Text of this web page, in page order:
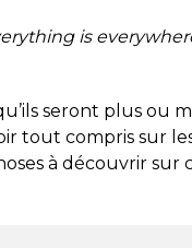
is
seront plus ou
tout compris sur
à découvrir sur